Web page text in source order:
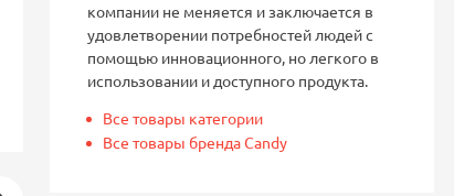
компании не меняется и заключается в
удовлетворении потребностей людей с
помощью инновационного, но легкого в
использовании и доступного продукта.
Все товары категории
Все товары бренда Candy